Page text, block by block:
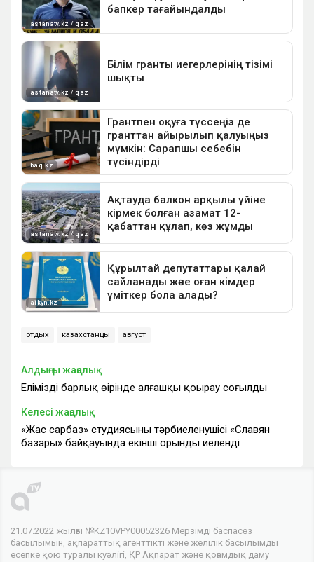
отдых казахстанцы август
Алдыңғы жаңалық
Еліміздің барлық өңірінде алғашқы қоңырау соғылды
Келесі жаңалық
«Жас сарбаз» студиясының тәрбиеленушісі «Славян
базары» байқауында екінші орынды иеленді
21.07.2022 жылғы №KZ10VPY00052326 Мерзімді баспасөз
басылымын, ақпараттық агенттікті және желілік басылымды
есепке қою туралы куәлігі, ҚР Ақпарат және қоғамдық даму